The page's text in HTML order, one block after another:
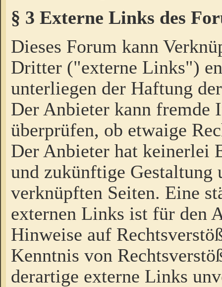
§ 3 Externe Links des
Dieses Forum kann
Dritter ("externe Links")
unterliegen der Haftung
Der Anbieter kann fremde
überprüfen, ob etwaige
Der Anbieter hat keinerlei
und zukünftige Gestaltung
verknüpften Seiten. Eine
externen Links ist für den
Hinweise auf
Kenntnis von
derartige externe Links